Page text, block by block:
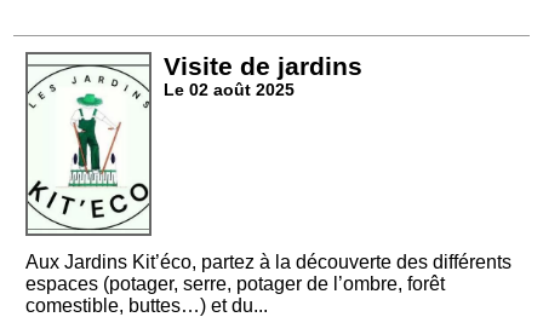
Visite de jardins
Le 02 août 2025
Aux Jardins Kit’éco, partez à la découverte des différents
espaces (potager, serre, potager de l’ombre, forêt
comestible, buttes…) et du...